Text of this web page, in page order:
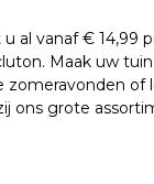
al vanaf € 14,99
Maak uw
zomeravonden of
ons grote